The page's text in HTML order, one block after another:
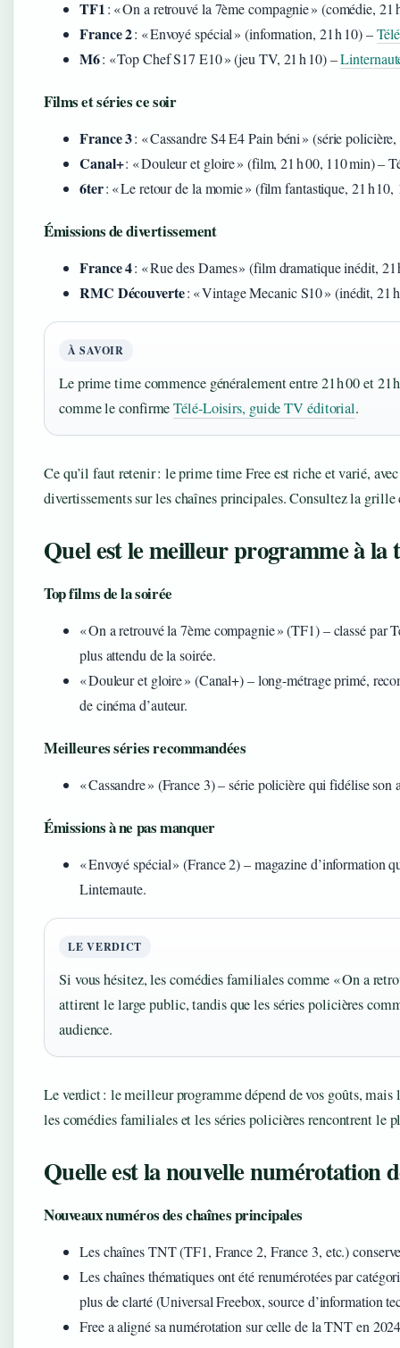
TF1: « On a retrouvé la 7ème compagnie » (comédie, 21
France 2: « Envoyé spécial » (information, 21 h 10) –
M6: « Top Chef S17 E10 » (jeu TV, 21 h 10) –
Films et séries ce soir
France 3: « Cassandre S4 E4 Pain béni » (série
Canal+: « Douleur et gloire » (film, 21 h 00, 110 min) –
6ter: « Le retour de la momie » (film fantastique, 21 h 10,
Émissions de divertissement
France 4: « Rue des Dames » (film dramatique inédit,
RMC Découverte: « Vintage Mecanic S10 » (inédit, 21
À SAVOIR
Le prime time commence généralement entre 21 h 00 et 21
comme le confirmeTélé-Loisirs, guide TV éditorial.
Ce qu’il faut retenir : le prime time Free est riche et varié,
divertissements sur les chaînes principales. Consultez la
Quel est le meilleur programme à la
Top films de la soirée
« On a retrouvé la 7ème compagnie » (TF1) – classé par
plus attendu de la soirée.
« Douleur et gloire » (Canal+) – long-métrage primé,
de cinéma d’auteur.
Meilleures séries recommandées
« Cassandre » (France 3) – série policière qui fidélise
Émissions à ne pas manquer
« Envoyé spécial » (France 2) – magazine d’information
Linternaute.
LE VERDICT
Si vous hésitez, les comédies familiales comme « On a
attirent le large public, tandis que les séries policières
audience.
Le verdict : le meilleur programme dépend de vos goûts, mais
les comédies familiales et les séries policières rencontrent le
Quelle est la nouvelle numérotation
Nouveaux numéros des chaînes principales
Les chaînes TNT (TF1, France 2, France 3, etc.)
Les chaînes thématiques ont été renumérotées par
plus de clarté (Universal Freebox, source d’information
Free a aligné sa numérotation sur celle de la TNT en